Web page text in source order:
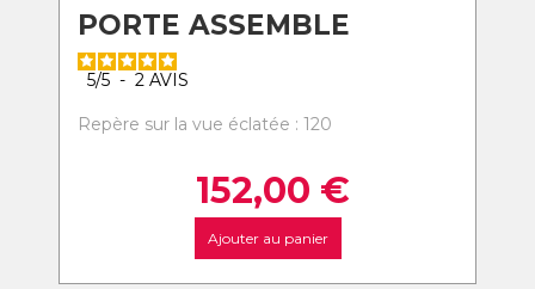
PORTE ASSEMBLE
5/5 - 2 AVIS
Repère sur la vue éclatée : 120
152,00 €
Ajouter au panier